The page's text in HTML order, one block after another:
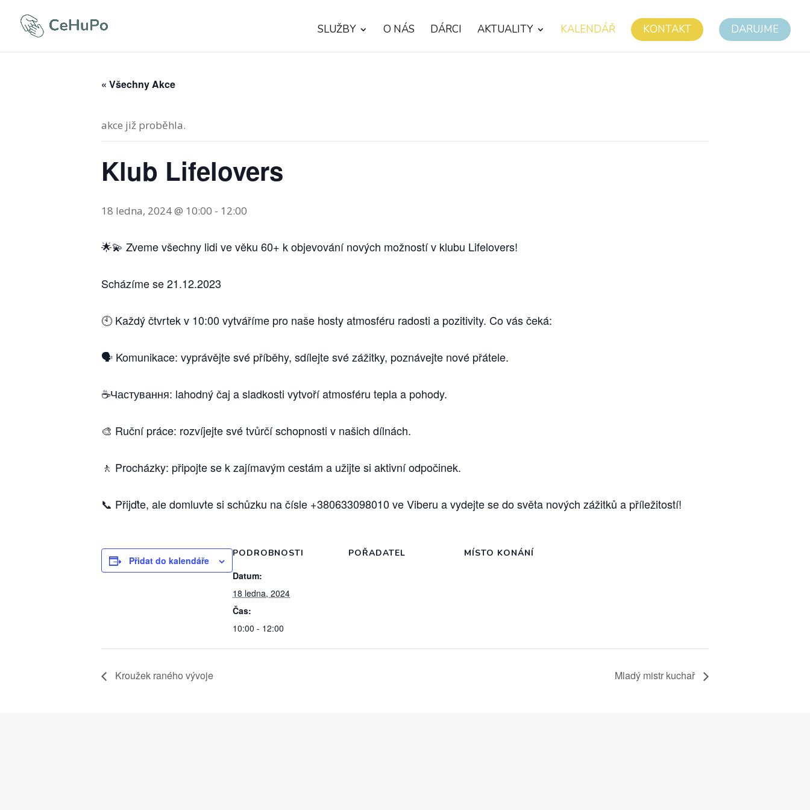
SLUŽBY O NÁS DÁRCI AKTUALITY KALENDÁŘ KONTAKT DARUJME
« Všechny Akce
akce již proběhla.
Klub Lifelovers
18 ledna, 2024 @ 10:00 - 12:00
🌟💫 Zveme všechny lidi ve věku 60+ k objevování nových možností v klubu Lifelovers!
Scházíme se 21.12.2023
🕙 Každý čtvrtek v 10:00 vytváříme pro naše hosty atmosféru radosti a pozitivity. Co vás čeká:
🗣️ Komunikace: vyprávějte své příběhy, sdílejte své zážitky, poznávejte nové přátele.
☕️Частування: lahodný čaj a sladkosti vytvoří atmosféru tepla a pohody.
🎨 Ruční práce: rozvíjejte své tvůrčí schopnosti v našich dílnách.
🚶 Procházky: připojte se k zajímavým cestám a užijte si aktivní odpočinek.
📞 Přijďte, ale domluvte si schůzku na čísle +380633098010 ve Viberu a vydejte se do světa nových zážitků a příležitostí!
Přidat do kalendáře
PODROBNOSTI
Datum:
18 ledna, 2024
Čas:
10:00 - 12:00
POŘADATEL MÍSTO KONÁNÍ
Kroužek raného vývoje Mladý mistr kuchař